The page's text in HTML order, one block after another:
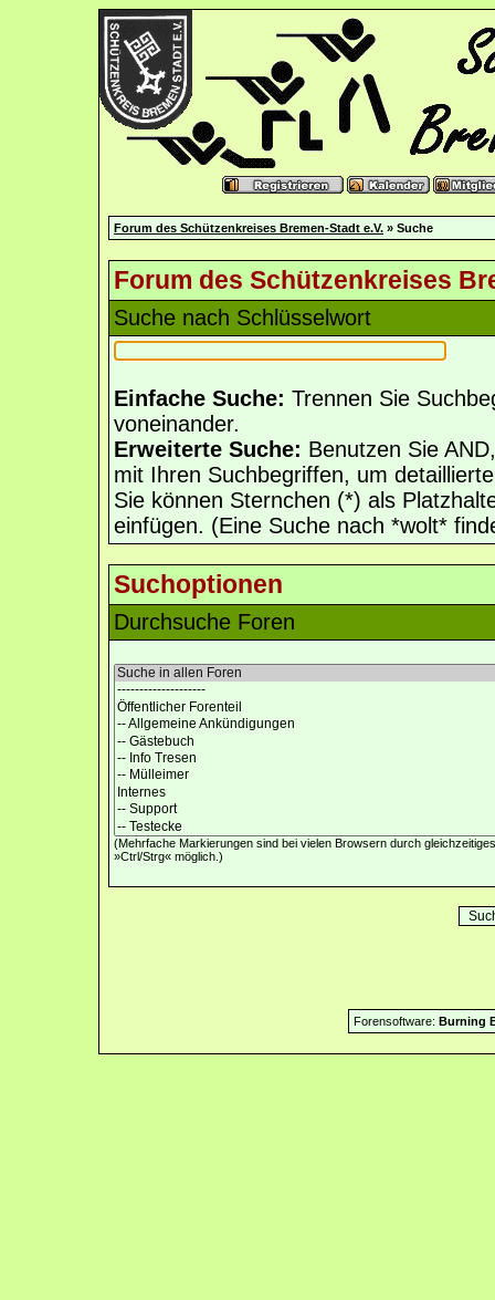
Forum des Schützenkreises Bremen-Stadt e.V. » Suche
Forum des Schützenkreises
Suche nach Schlüsselwort
Einfache Suche: Trennen Sie
voneinander.
Erweiterte Suche: Benutzen Sie
mit Ihren Suchbegriffen, um
Sie können Sternchen (*) als
einfügen. (Eine Suche nach *wolt*
Suchoptionen
Durchsuche Foren
(Mehrfache Markierungen sind bei vielen Browsern durch
»Ctrl/Strg« möglich.)
Forensoftware: Burning